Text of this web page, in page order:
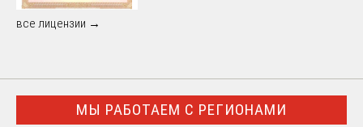
все лицензии →
МЫ РАБОТАЕМ С РЕГИОНАМИ